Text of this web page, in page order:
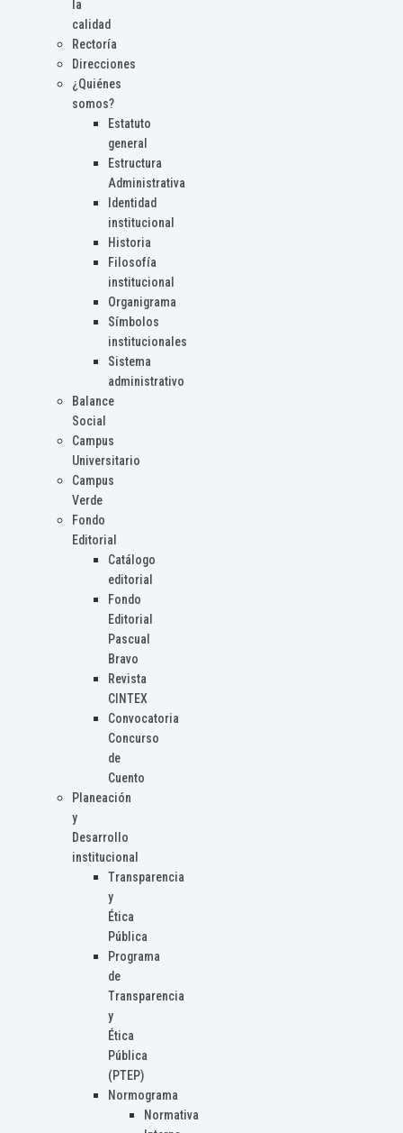
la
calidad
Rectoría
Direcciones
¿Quiénes
somos?
Estatuto
general
Estructura
Administrativa
Identidad
institucional
Historia
Filosofía
institucional
Organigrama
Símbolos
institucionales
Sistema
administrativo
Balance
Social
Campus
Universitario
Campus
Verde
Fondo
Editorial
Catálogo
editorial
Fondo
Editorial
Pascual
Bravo
Revista
CINTEX
Convocatoria
Concurso
de
Cuento
Planeación
y
Desarrollo
institucional
Transparencia
y
Ética
Pública
Programa
de
Transparencia
y
Ética
Pública
(PTEP)
Normograma
Normativa